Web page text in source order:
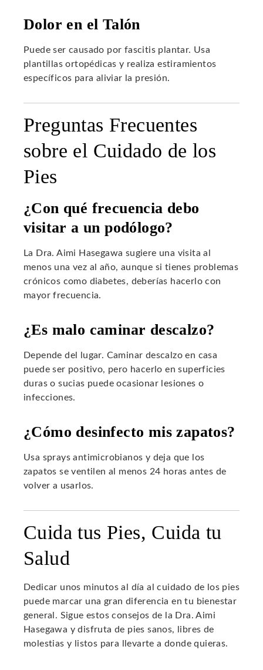
Dolor en el Talón
Puede ser causado por fascitis plantar. Usa
plantillas ortopédicas y realiza estiramientos
específicos para aliviar la presión.
Preguntas Frecuentes
sobre el Cuidado de los
Pies
¿Con qué frecuencia debo
visitar a un podólogo?
La Dra. Aimi Hasegawa sugiere una visita al
menos una vez al año, aunque si tienes problemas
crónicos como diabetes, deberías hacerlo con
mayor frecuencia.
¿Es malo caminar descalzo?
Depende del lugar. Caminar descalzo en casa
puede ser positivo, pero hacerlo en superficies
duras o sucias puede ocasionar lesiones o
infecciones.
¿Cómo desinfecto mis zapatos?
Usa sprays antimicrobianos y deja que los
zapatos se ventilen al menos 24 horas antes de
volver a usarlos.
Cuida tus Pies, Cuida tu
Salud
Dedicar unos minutos al día al cuidado de los pies
puede marcar una gran diferencia en tu bienestar
general. Sigue estos consejos de la Dra. Aimi
Hasegawa y disfruta de pies sanos, libres de
molestias y listos para llevarte a donde quieras.